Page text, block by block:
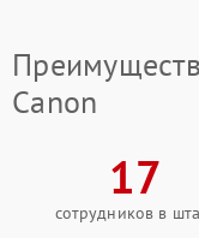
Canon
17
сотрудников в